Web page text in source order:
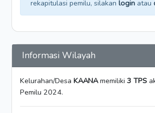
rekapitulasi pemilu, silakan login atau
Informasi Wilayah
Kelurahan/Desa KAANAmemiliki 3 TPS
Pemilu 2024.